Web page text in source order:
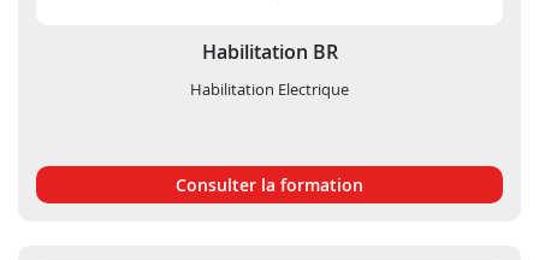
Habilitation BR
Habilitation Electrique
Consulter la formation